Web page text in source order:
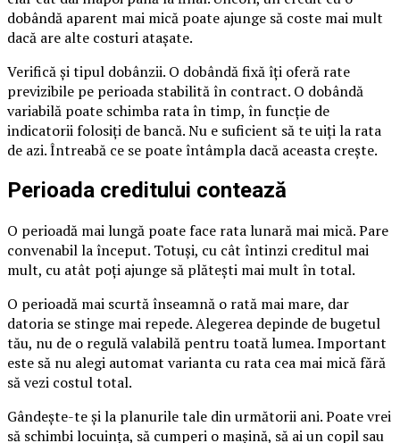
dobândă aparent mai mică poate ajunge să coste mai mult
dacă are alte costuri atașate.
Verifică și tipul dobânzii. O dobândă fixă îți oferă rate
previzibile pe perioada stabilită în contract. O dobândă
variabilă poate schimba rata în timp, în funcție de
indicatorii folosiți de bancă. Nu e suficient să te uiți la rata
de azi. Întreabă ce se poate întâmpla dacă aceasta crește.
Perioada creditului contează
O perioadă mai lungă poate face rata lunară mai mică. Pare
convenabil la început. Totuși, cu cât întinzi creditul mai
mult, cu atât poți ajunge să plătești mai mult în total.
O perioadă mai scurtă înseamnă o rată mai mare, dar
datoria se stinge mai repede. Alegerea depinde de bugetul
tău, nu de o regulă valabilă pentru toată lumea. Important
este să nu alegi automat varianta cu rata cea mai mică fără
să vezi costul total.
Gândește-te și la planurile tale din următorii ani. Poate vrei
să schimbi locuința, să cumperi o mașină, să ai un copil sau